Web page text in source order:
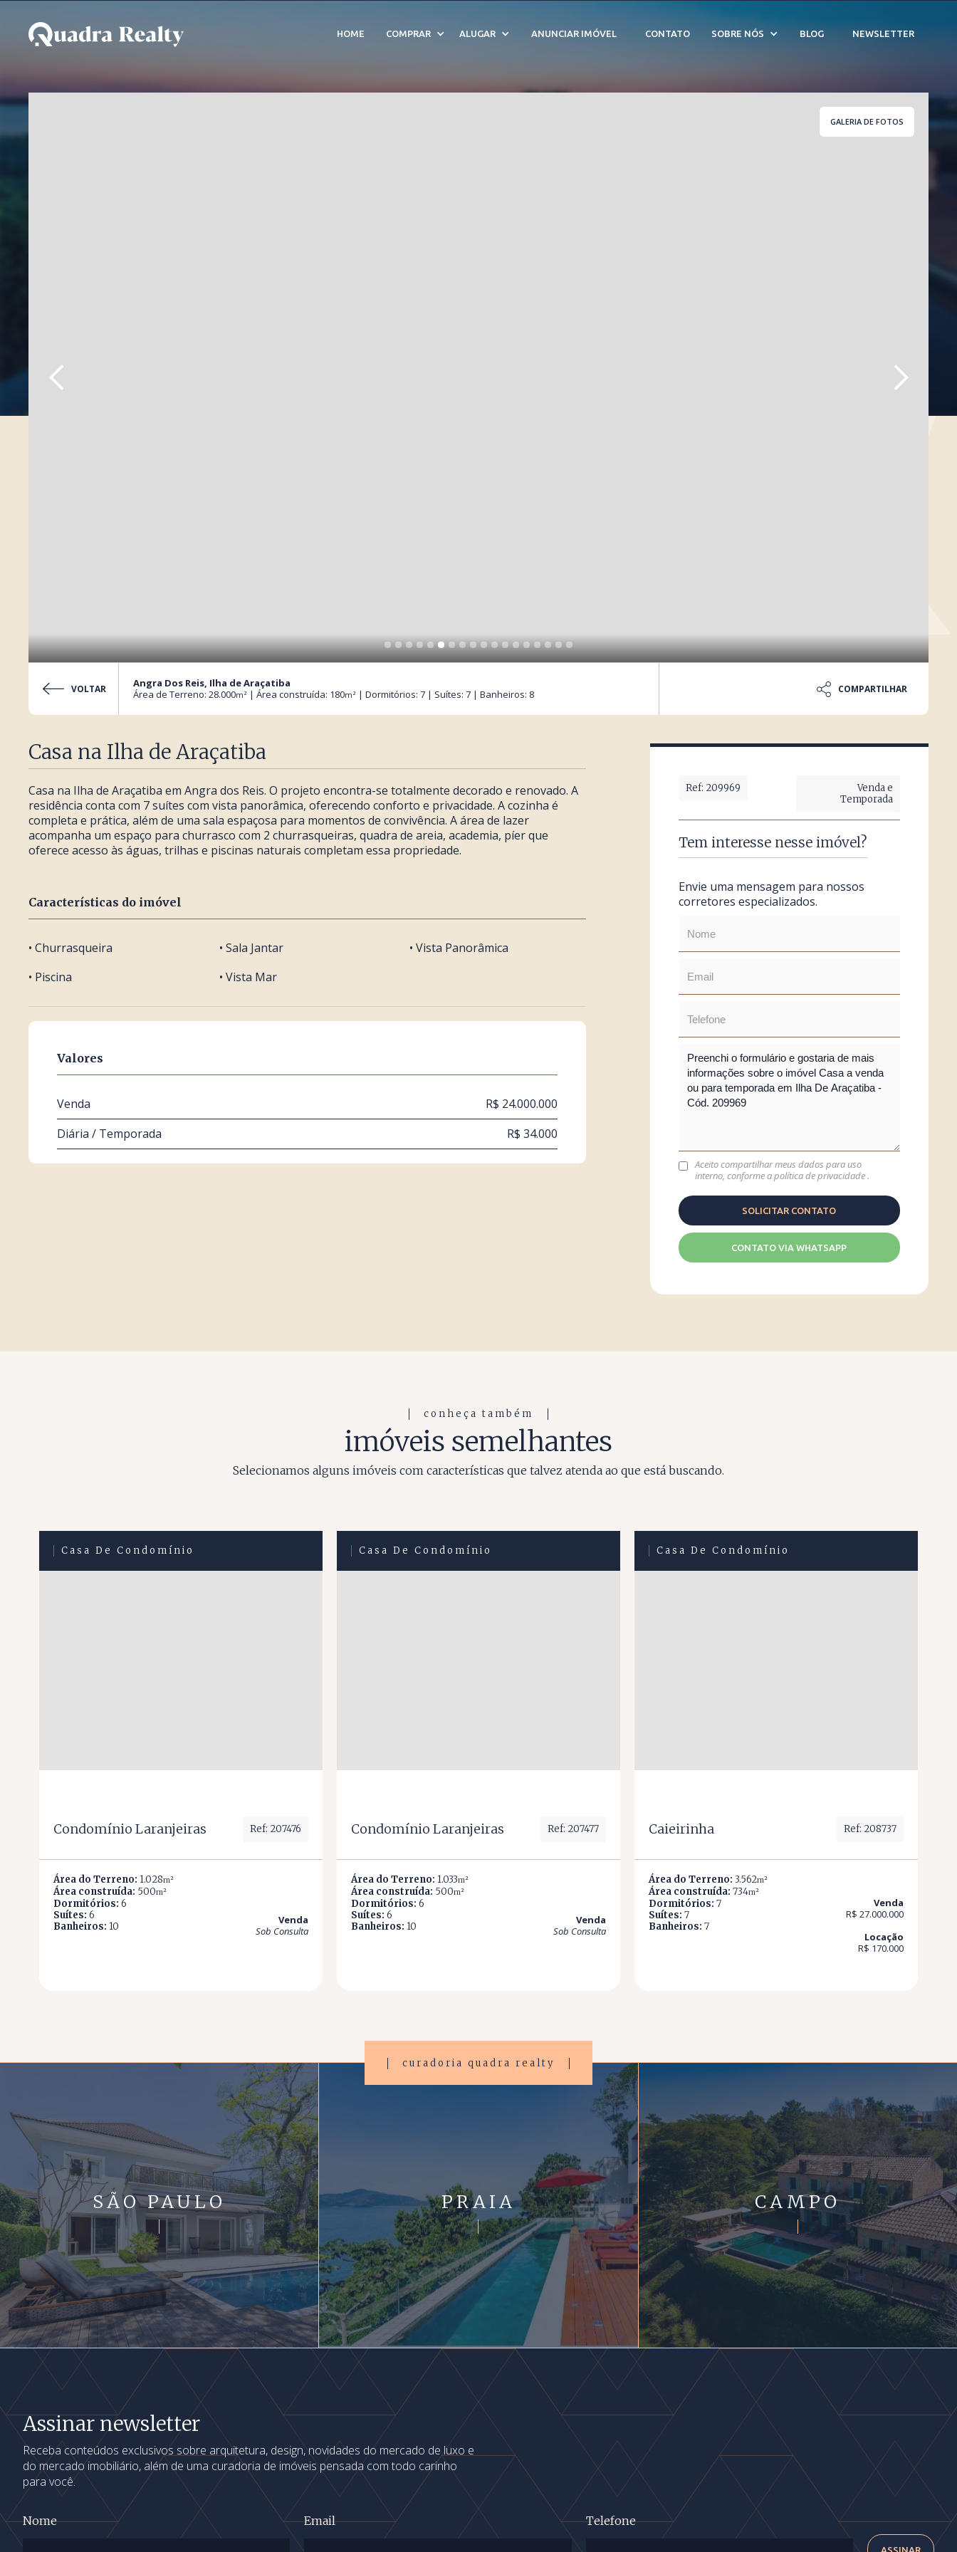
HOME COMPRAR ALUGAR ANUNCIAR IMÓVEL CONTATO SOBRE NÓS BLOG NEWSLETTER
Casa a venda ou para temporada em Ilha De Araçatiba - Cód. 209969
GALERIA DE FOTOS
VOLTAR
Angra Dos Reis, Ilha de Araçatiba
Área de Terreno: 28.000m² | Área construída: 180m² | Dormitórios: 7 | Suítes: 7 | Banheiros: 8 COMPARTILHAR
Casa na Ilha de Araçatiba
Casa na Ilha de Araçatiba em Angra dos Reis. O projeto encontra-se totalmente decorado e renovado. A
residência conta com 7 suítes com vista panorâmica, oferecendo conforto e privacidade. A cozinha é
completa e prática, além de uma sala espaçosa para momentos de convivência. A área de lazer
acompanha um espaço para churrasco com 2 churrasqueiras, quadra de areia, academia, píer que
oferece acesso às águas, trilhas e piscinas naturais completam essa propriedade.
Características do imóvel
• Churrasqueira
• Piscina
• Sala Jantar
• Vista Mar
• Vista Panorâmica
Valores
Venda
R$ 24.000.000
Diária / Temporada
R$ 34.000
Ref: 209969
Venda e
Temporada
Tem interesse nesse imóvel?
Envie uma mensagem para nossos
corretores especializados.
Aceito compartilhar meus dados para uso
interno, conforme apolítica de privacidade.
CONTATO VIA WHATSAPP
conheça também
imóveis semelhantes
Selecionamos alguns imóveis com características que talvez atenda ao que está buscando.
Casa De Condomínio
Condomínio Laranjeiras Ref: 207476
Área do Terreno: 1.028m²
Área construída: 500m²
Dormitórios: 6
Suítes: 6
Banheiros: 10
Venda
Sob Consulta
Casa De Condomínio
Condomínio Laranjeiras Ref: 207477
Área do Terreno: 1.033m²
Área construída: 500m²
Dormitórios: 6
Suítes: 6
Banheiros: 10
Venda
Sob Consulta
Casa De Condomínio
Caieirinha Ref: 208737
Área do Terreno: 3.562m²
Área construída: 734m²
Dormitórios: 7
Suítes: 7
Banheiros: 7
Venda
R$ 27.000.000
Locação
R$ 170.000
curadoria quadra realty
SÃO PAULO PRAIA CAMPO
Assinar newsletter
Receba conteúdos exclusivos sobre arquitetura, design, novidades do mercado de luxo e
do mercado imobiliário, além de uma curadoria de imóveis pensada com todo carinho
para você.
Nome Email Telefone